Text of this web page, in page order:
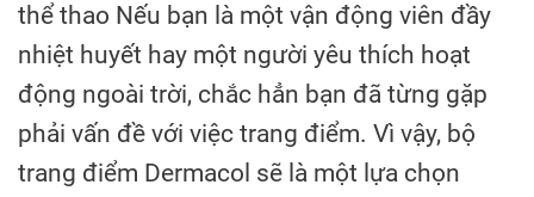
thể thao Nếu bạn là một vận động viên đầy
nhiệt huyết hay một người yêu thích hoạt
động ngoài trời, chắc hẳn bạn đã từng gặp
phải vấn đề với việc trang điểm. Vì vậy, bộ
trang điểm Dermacol sẽ là một lựa chọn